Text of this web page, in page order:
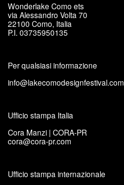
Wonderlake Como ets
via Alessandro Volta 70
22100 Como, Italia
P.I. 03735950135
Per qualsiasi informazione
info@lakecomodesignfestival.com
Ufficio stampa Italia
Cora Manzi | CORA-PR
cora@cora-pr.com
Ufficio stampa internazionale